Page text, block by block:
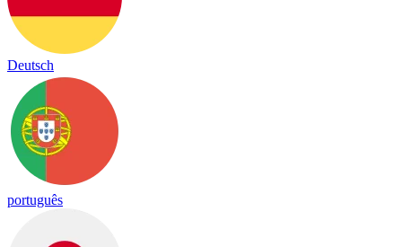
Deutsch
português